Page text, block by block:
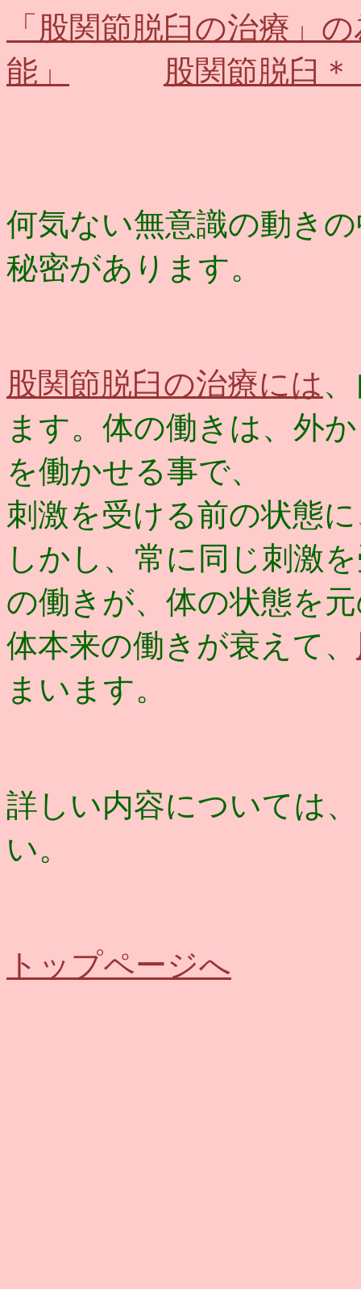
「股関節脱臼の治療」
能」
股関節脱臼＊
何気ない無意識の動き
秘密があります。
股関節脱臼の治療には
ます。体の働きは、外
を働かせる事で、
刺激を受ける前の状態
しかし、常に同じ刺激
の働きが、体の状態を
体本来の働きが衰えて、
まいます。
詳しい内容については
い。
トップページへ